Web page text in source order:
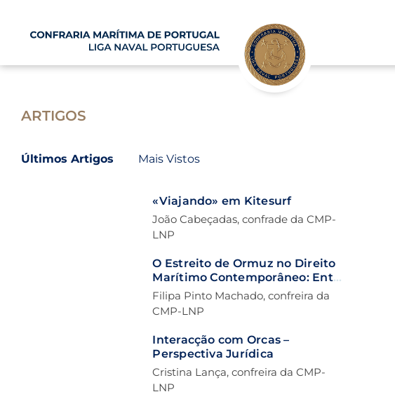
content
ARTIGOS
Últimos Artigos Mais Vistos
«Viajando» em Kitesurf
João Cabeçadas, confrade da CMP-
LNP
O Estreito de Ormuz no Direito
Marítimo Contemporâneo: Entre
a Normatividade e a Prática
Estatal
Filipa Pinto Machado, confreira da
CMP-LNP
Interacção com Orcas –
Perspectiva Jurídica
Cristina Lança, confreira da CMP-
LNP